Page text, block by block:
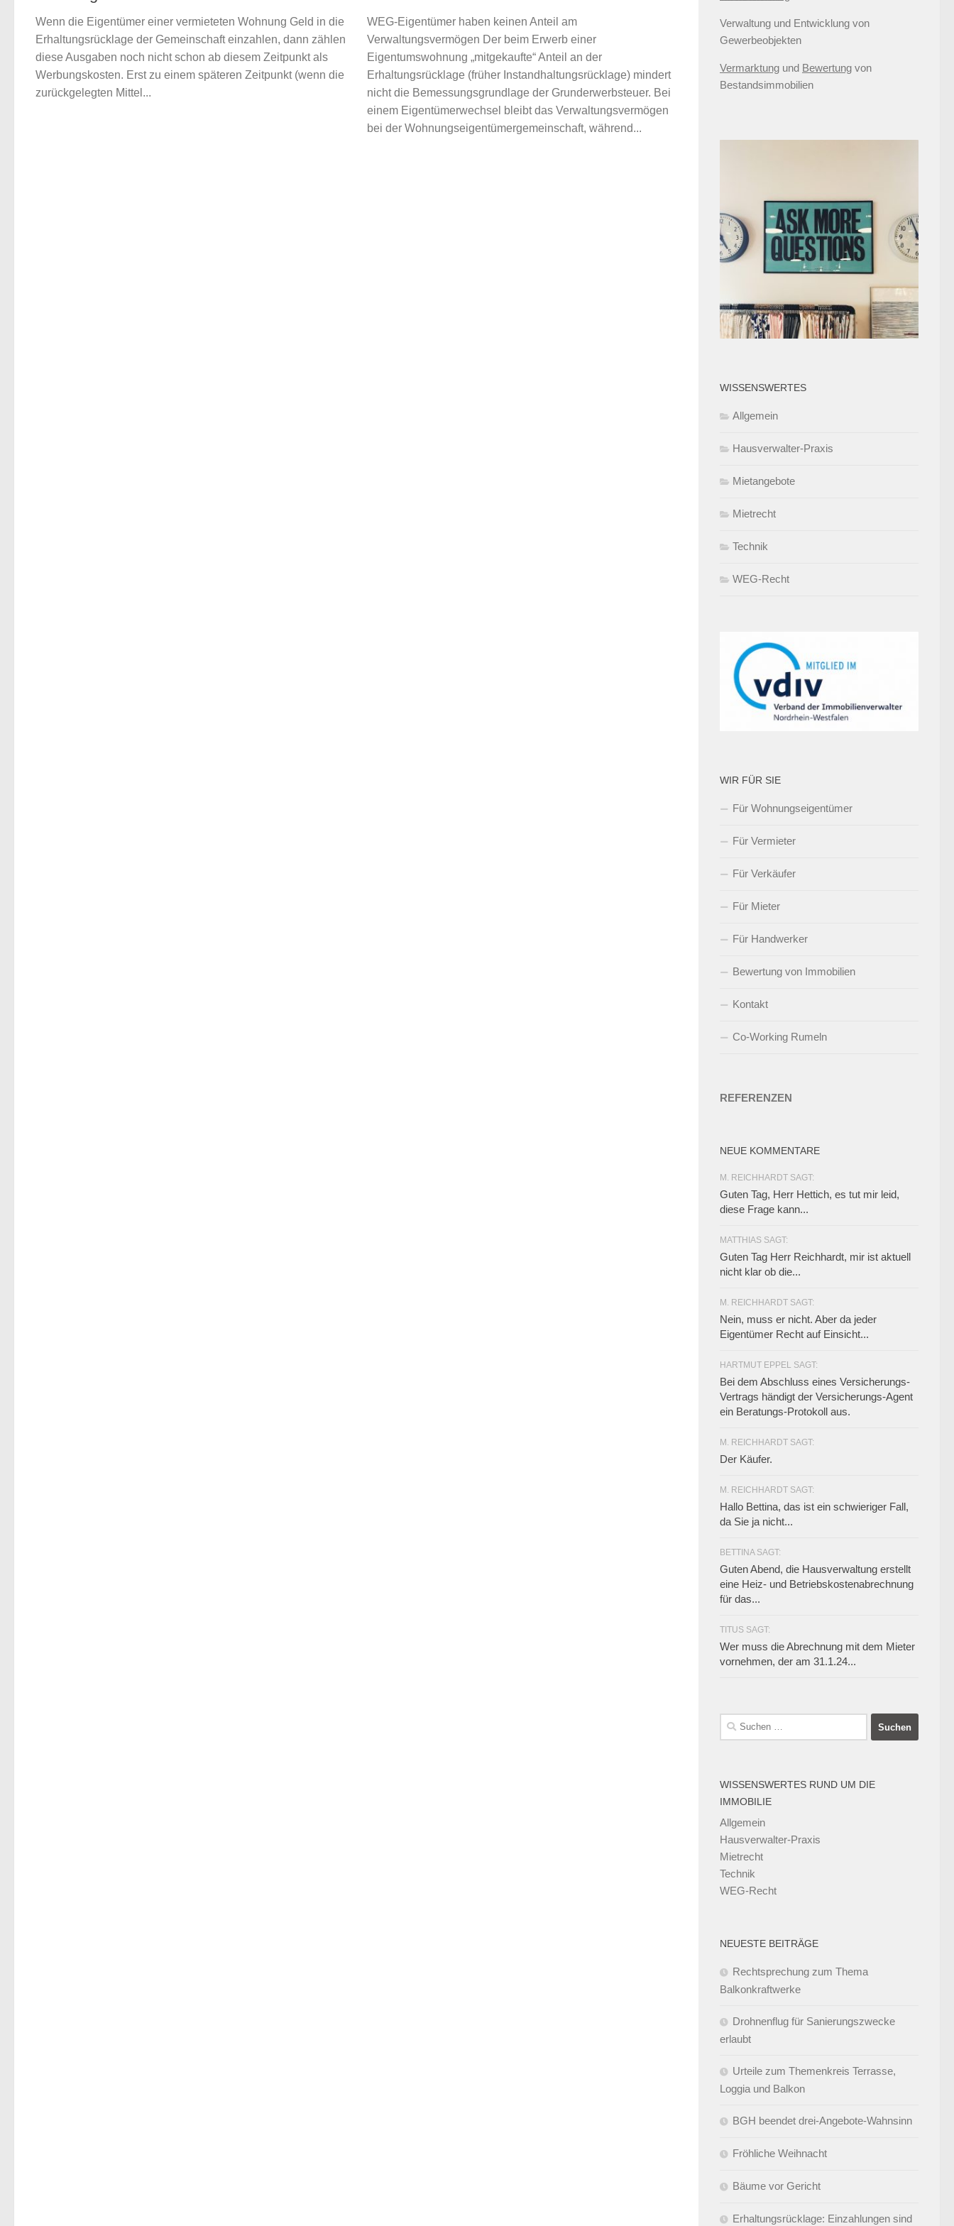
Wenn die Eigentümer einer vermieteten Wohnung Geld in die
Erhaltungs­rücklage der Gemeinschaft einzahlen, dann zählen
diese Ausgaben noch nicht schon ab diesem Zeitpunkt als
Werbungskosten. Erst zu einem späteren Zeitpunkt (wenn die
zurückgelegten Mittel...
WEG-Eigentümer haben keinen Anteil am
Verwaltungsvermögen Der beim Erwerb einer
Eigentumswohnung „mitgekaufte“ Anteil an der
Erhaltungsrücklage (früher Instandhaltungsrücklage) mindert
nicht die Bemessungsgrundlage der Grunderwerbsteuer. Bei
einem Eigentümerwechsel bleibt das Verwaltungsvermögen
bei der Wohnungseigentümergemeinschaft, während...
Verwaltung und Entwicklung von
Gewerbeobjekten
Vermarktung und Bewertung von
Bestandsimmobilien
WISSENSWERTES
Allgemein
Hausverwalter-Praxis
Mietangebote
Mietrecht
Technik
WEG-Recht
WIR FÜR SIE
Für Wohnungseigentümer
Für Vermieter
Für Verkäufer
Für Mieter
Für Handwerker
Bewertung von Immobilien
Kontakt
Co-Working Rumeln
REFERENZEN
NEUE KOMMENTARE
M. REICHHARDT SAGT:
Guten Tag, Herr Hettich, es tut mir leid,
diese Frage kann...
MATTHIAS SAGT:
Guten Tag Herr Reichhardt, mir ist aktuell
nicht klar ob die...
M. REICHHARDT SAGT:
Nein, muss er nicht. Aber da jeder
Eigentümer Recht auf Einsicht...
HARTMUT EPPEL SAGT:
Bei dem Abschluss eines Versicherungs-
Vertrags händigt der Versicherungs-Agent
ein Beratungs-Protokoll aus.
M. REICHHARDT SAGT:
Der Käufer.
M. REICHHARDT SAGT:
Hallo Bettina, das ist ein schwieriger Fall,
da Sie ja nicht...
BETTINA SAGT:
Guten Abend, die Hausverwaltung erstellt
eine Heiz- und Betriebskostenabrechnung
für das...
TITUS SAGT:
Wer muss die Abrechnung mit dem Mieter
vornehmen, der am 31.1.24...
Suchen
nach:
WISSENSWERTES RUND UM DIE
IMMOBILIE
Allgemein
Hausverwalter-Praxis
Mietrecht
Technik
WEG-Recht
NEUESTE BEITRÄGE
Rechtsprechung zum Thema
Balkonkraftwerke
Drohnenflug für Sanierungszwecke
erlaubt
Urteile zum Themenkreis Terrasse,
Loggia und Balkon
BGH beendet drei-Angebote-Wahnsinn
Fröhliche Weihnacht
Bäume vor Gericht
Erhaltungsrücklage: Einzahlungen sind